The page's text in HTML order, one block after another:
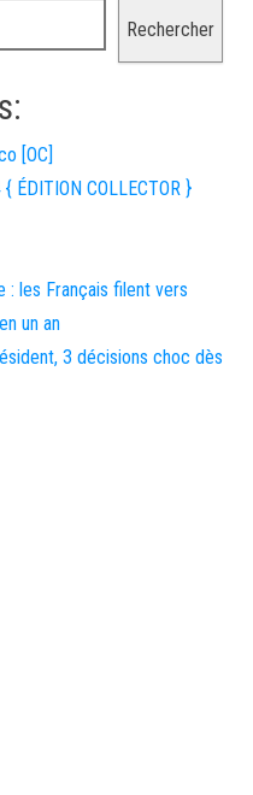
Rechercher
[OC]
ÉDITION COLLECTOR }
: les Français filent vers
un an
3 décisions choc dès